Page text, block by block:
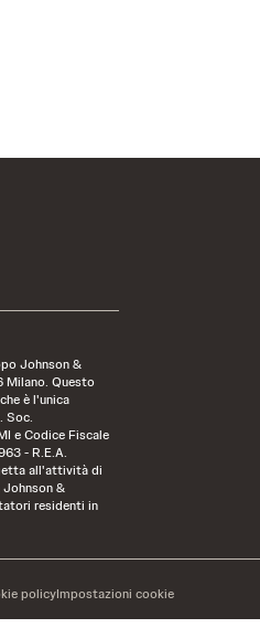
Johnson &
Milano. Questo
è l'unica
Soc.
e Codice Fiscale
- R.E.A.
all'attività di
&
residenti in
policyImpostazioni cookie